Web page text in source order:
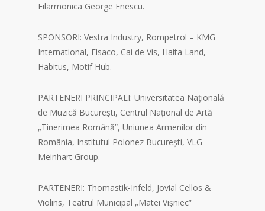
Filarmonica George Enescu.
SPONSORI: Vestra Industry, Rompetrol – KMG
International, Elsaco, Cai de Vis, Haita Land,
Habitus, Motif Hub.
PARTENERI PRINCIPALI: Universitatea Națională
de Muzică București, Centrul Național de Artă
„Tinerimea Română”, Uniunea Armenilor din
România, Institutul Polonez București, VLG
Meinhart Group.
PARTENERI: Thomastik-Infeld, Jovial Cellos &
Violins, Teatrul Municipal „Matei Vișniec”